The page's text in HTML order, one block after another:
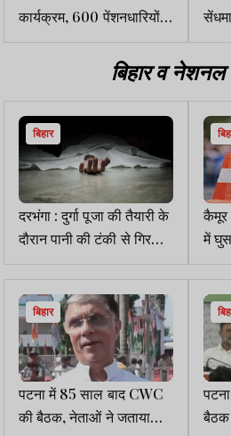
कार्यक्रम, 600 पेंशनधारियों
की समस्याओं का हुआ समाधान
बिहार व
बिहार
दरभंगा : दुर्गा पूजा की तैयारी के
दौरान पानी की टंकी से गिरकर
युवक की मौत
कैमूर
में
बिहार
पटना में 85 साल बाद CWC
की बैठक, नेताओं ने जताया
बैठक